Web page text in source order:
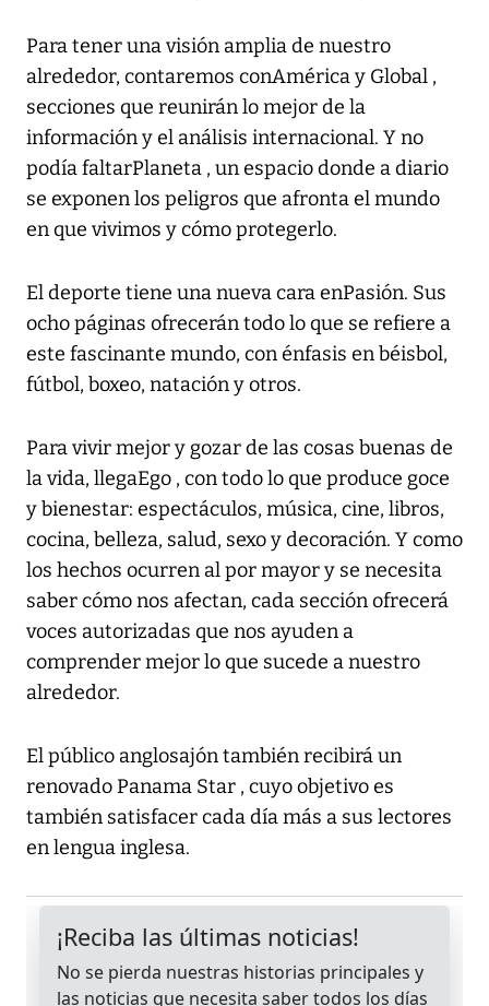
Para tener una visión amplia de nuestro
alrededor, contaremos conAmérica y Global ,
secciones que reunirán lo mejor de la
información y el análisis internacional. Y no
podía faltarPlaneta , un espacio donde a diario
se exponen los peligros que afronta el mundo
en que vivimos y cómo protegerlo.
El deporte tiene una nueva cara enPasión. Sus
ocho páginas ofrecerán todo lo que se refiere a
este fascinante mundo, con énfasis en béisbol,
fútbol, boxeo, natación y otros.
Para vivir mejor y gozar de las cosas buenas de
la vida, llegaEgo , con todo lo que produce goce
y bienestar: espectáculos, música, cine, libros,
cocina, belleza, salud, sexo y decoración. Y como
los hechos ocurren al por mayor y se necesita
saber cómo nos afectan, cada sección ofrecerá
voces autorizadas que nos ayuden a
comprender mejor lo que sucede a nuestro
alrededor.
El público anglosajón también recibirá un
renovado Panama Star , cuyo objetivo es
también satisfacer cada día más a sus lectores
en lengua inglesa.